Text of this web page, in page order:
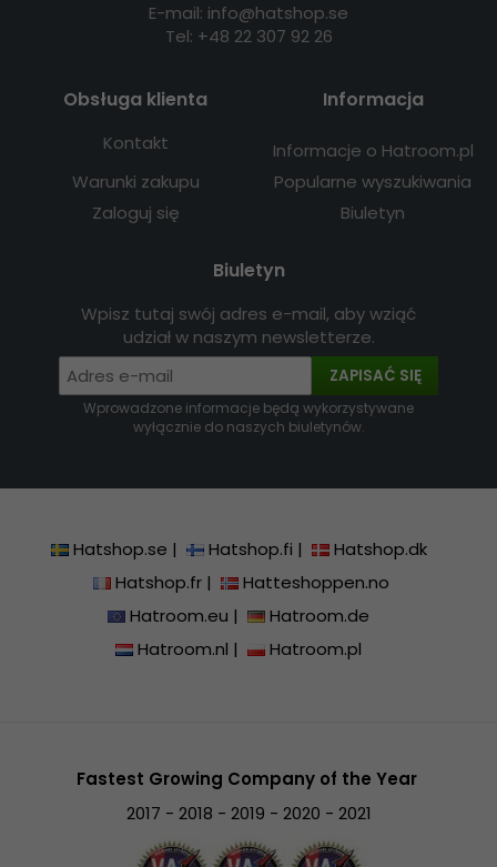
E-mail: info@hatshop.se
Tel: +48 22 307 92 26
Obsługa klienta
Kontakt
Warunki zakupu
Zaloguj się
Informacja
Informacje o Hatroom.pl
Popularne wyszukiwania
Biuletyn
Biuletyn
Wpisz tutaj swój adres e-mail, aby wziąć
udział w naszym newsletterze.
ZAPISAĆ SIĘ
Wprowadzone informacje będą wykorzystywane
wyłącznie do naszych biuletynów.
Hatshop.se | Hatshop.fi |
Hatshop.dk
Hatshop.fr|
Hatteshoppen.no
Hatroom.eu |
Hatroom.de
Hatroom.nl | Hatroom.pl
Fastest Growing Company of the Year
2017 - 2018 - 2019 - 2020 - 2021